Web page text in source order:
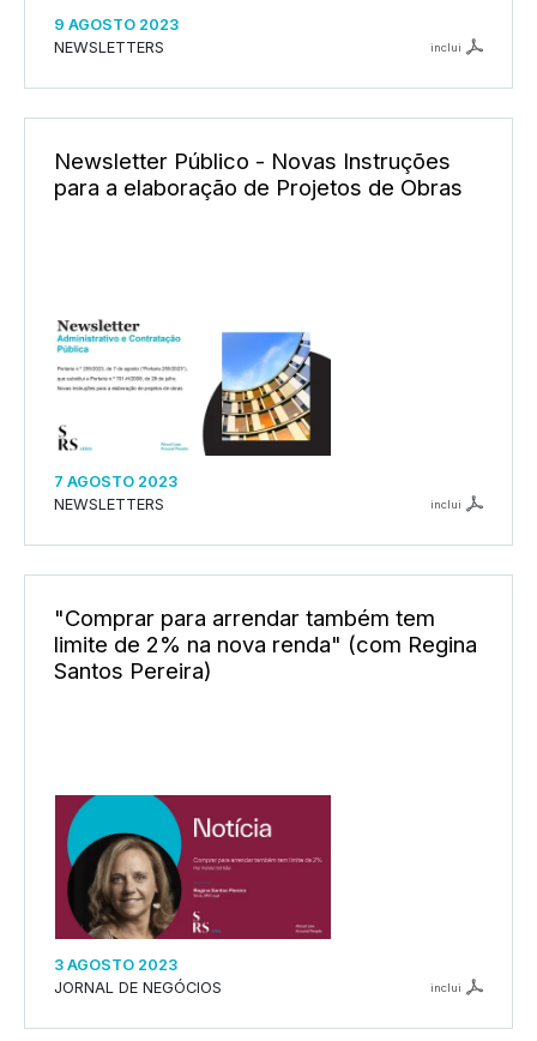
9 AGOSTO 2023
NEWSLETTERS
inclui
Newsletter Público - Novas Instruções
para a elaboração de Projetos de Obras
7 AGOSTO 2023
NEWSLETTERS
inclui
"Comprar para arrendar também tem
limite de 2% na nova renda" (com Regina
Santos Pereira)
3 AGOSTO 2023
JORNAL DE NEGÓCIOS
inclui